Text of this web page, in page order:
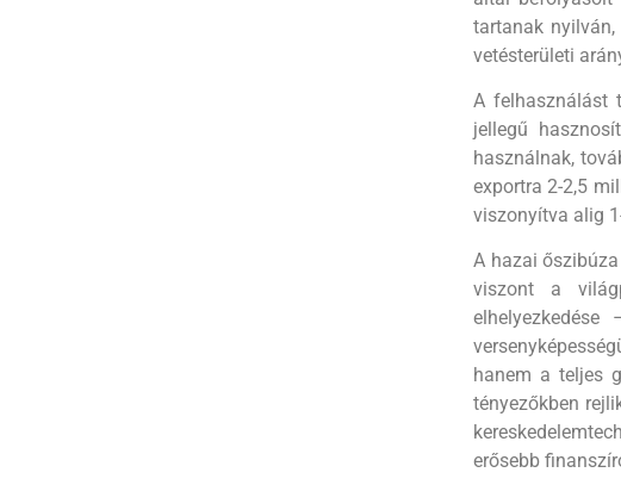
tartanak
vetésterületi
A felhasználást
jellegű
használnak,
exportra 2-2,5
viszonyítva alig
A hazai
viszont a
hanem a teljes
tényezőkben
erősebb